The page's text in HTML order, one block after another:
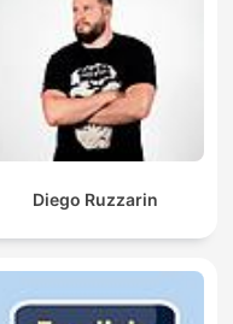
Diego Ruzzarin